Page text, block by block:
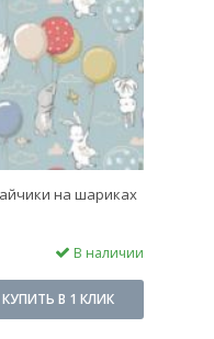
на шариках
В наличии
КУПИТЬ В 1 КЛИК